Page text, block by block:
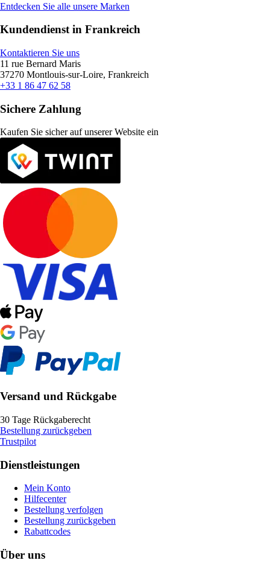
Entdecken Sie alle unsere Marken
Kundendienst in Frankreich
Kontaktieren Sie uns
11 rue Bernard Maris
37270 Montlouis-sur-Loire, Frankreich
+33 1 86 47 62 58
Sichere Zahlung
Kaufen Sie sicher auf unserer Website ein
Versand und Rückgabe
30 Tage Rückgaberecht
Bestellung zurückgeben
Trustpilot
Dienstleistungen
Mein Konto
Hilfecenter
Bestellung verfolgen
Bestellung zurückgeben
Rabattcodes
Über uns